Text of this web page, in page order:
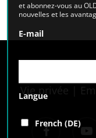
Vie privée
facebook
et abonnez-vous au
nouvelles et les
E-mail
Langue
French (DE)